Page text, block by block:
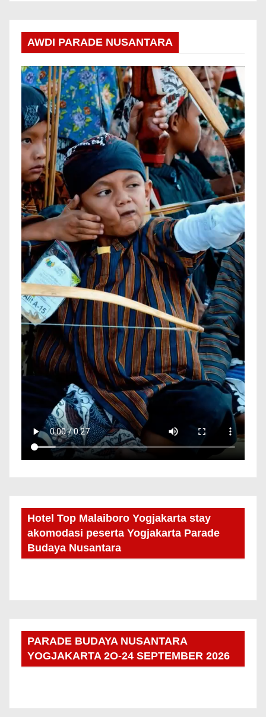
AWDI PARADE NUSANTARA
Hotel Top Malaiboro Yogjakarta stay
akomodasi peserta Yogjakarta Parade
Budaya Nusantara
PARADE BUDAYA NUSANTARA
YOGJAKARTA 2O-24 SEPTEMBER 2026